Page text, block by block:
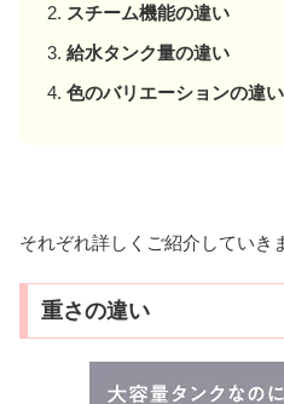
スチーム機能の違い
給水タンク量の違い
色のバリエーションの違い
それぞれ詳しくご紹介していき
重さの違い